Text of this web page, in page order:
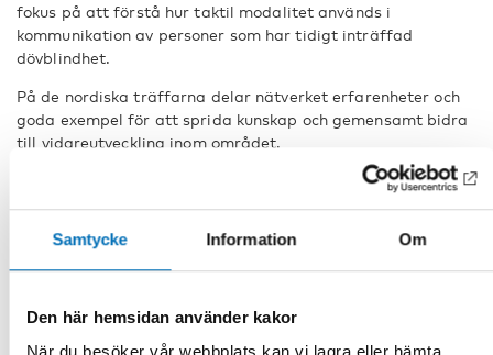
Samtycke Information Om
Den här hemsidan använder kakor
fokus på att förstå hur taktil modalitet används i
kommunikation av personer som har tidigt inträffad
dövblindhet.
På de nordiska träffarna delar nätverket erfarenheter och
goda exempel för att sprida kunskap och gemensamt bidra
till vidareutveckling inom området.
Rapporter